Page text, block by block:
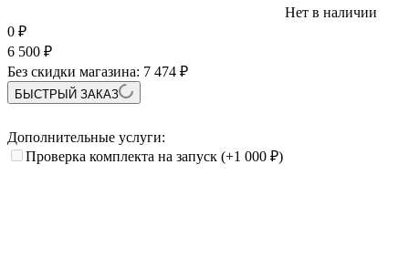
Нет в наличии
0 ₽
6 500 ₽
Без скидки магазина: 7 474 ₽
БЫСТРЫЙ ЗАКАЗ
Дополнительные услуги:
Проверка комплекта на запуск (+1 000 ₽)